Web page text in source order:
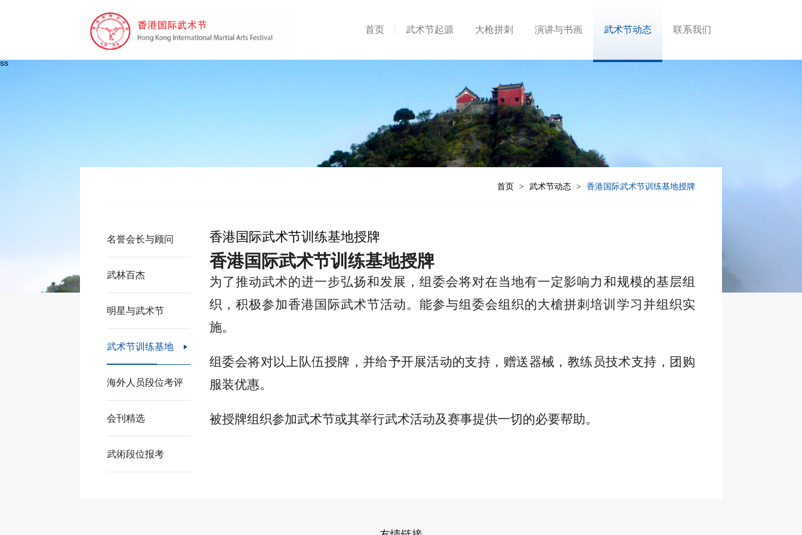
首页 武术节起源 大枪拼刺 演讲与书画 武术节动态 联系我们
ss
首页 > 武术节动态 > 香港国际武术节训练基地授牌
名誉会长与顾问
武林百杰
明星与武术节
武术节训练基地 
海外人员段位考评
会刊精选
武術段位报考
香港国际武术节训练基地授牌
香港国际武术节训练基地授牌
为了推动武术的进一步弘扬和发展，组委会将对在当地有一定影响力和规模的基层组
织，积极参加香港国际武术节活动。能参与组委会组织的大槍拼刺培训学习并组织实
施。
组委会将对以上队伍授牌，并给予开展活动的支持，赠送器械，教练员技术支持，团购
服装优惠。
被授牌组织参加武术节或其举行武术活动及赛事提供一切的必要帮助。